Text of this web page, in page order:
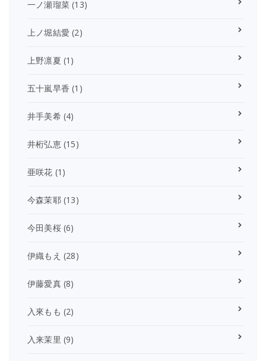
一ノ瀬瑠菜 (13)
上ノ堀結愛 (2)
上野凛夏 (1)
五十嵐早香 (1)
井手美希(4)
井桁弘恵(15)
亜咲花 (1)
今森茉耶(13)
今田美桜(6)
伊織もえ (28)
伊藤愛真(8)
入來もも (2)
入来茉里 (9)